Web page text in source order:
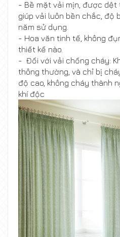
- Bề mặt vải mịn, được dệt
giúp vải luôn bền chắc, độ
năm sử dụng.
- Hoa văn tinh tế, không
thiết kế nào.
- Đối với vải chống cháy:
thông thường, và chỉ bị
độ cao, không cháy thành
khí độc